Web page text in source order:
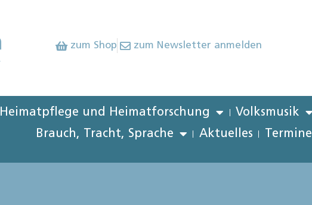
zum Shop zum Newsletter anmelden
Heimatpflege und Heimatforschung Volksmusik
Brauch, Tracht, Sprache
Aktuelles Termine